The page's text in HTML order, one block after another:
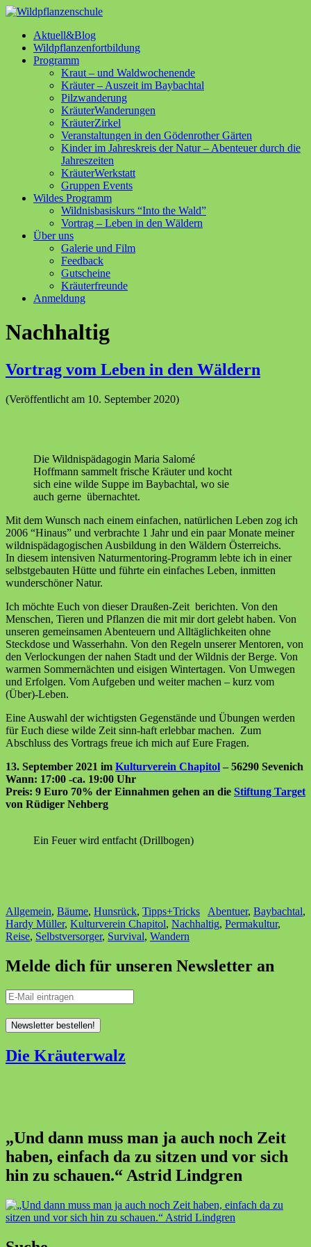
Aktuell&Blog
Wildpflanzenfortbildung
Programm
Kraut – und Waldwochenende
Kräuter – Auszeit im Baybachtal
Pilzwanderung
KräuterWanderungen
KräuterZirkel
Veranstaltungen in den Gödenrother Gärten
Kinder im Jahreskreis der Natur – Abenteuer durch die
Jahreszeiten
KräuterWerkstatt
Gruppen Events
Wildes Programm
Wildnisbasiskurs “Into the Wald”
Vortrag – Leben in den Wäldern
Über uns
Galerie und Film
Feedback
Gutscheine
Kräuterfreunde
Anmeldung
Nachhaltig
Vortrag vom Leben in den Wäldern
(Veröffentlicht am 10. September 2020)
Die Wildnispädagogin Maria Salomé
Hoffmann sammelt frische Kräuter und kocht
sich eine wilde Suppe im Baybachtal, wo sie
auch gerne übernachtet.
Mit dem Wunsch nach einem einfachen, natürlichen Leben zog ich
2006 “Hinaus” und verbrachte 1 Jahr und ein paar Monate meiner
wildnispädagogischen Ausbildung in den Wäldern Österreichs.
In diesem intensiven Naturmentoring-Programm lebte ich in einer
selbstgebauten Hütte und führte ein einfaches Leben, inmitten
wunderschöner Natur.
Ich möchte Euch von dieser Draußen-Zeit berichten. Von den
Menschen, Tieren und Pflanzen die mit mir dort gelebt haben. Von
unseren gemeinsamen Abenteuern und Alltäglichkeiten ohne
Steckdose und Wasserhahn. Von den Regeln unserer Mentoren, von
den Verlockungen der nahen Stadt und der Wildnis der Berge. Von
warmen Sommernächten und eisigen Wintertagen. Von Umwegen
und Erfolgen. Vom Aufgeben und weiter machen – kurz vom
(Über)-Leben.
Eine Auswahl der wichtigsten Gegenstände und Übungen werden
für Euch diese wilde Zeit sinn-haft erlebbar machen. Zum
Abschluss des Vortrags freue ich mich auf Eure Fragen.
13. September 2021 im Kulturverein Chapitol– 56290 Sevenich
Wann: 17:00 -ca. 19:00 Uhr
Preis: 9 Euro 70% der Einnahmen gehen an die Stiftung Target
von Rüdiger Nehberg
Ein Feuer wird entfacht (Drillbogen)
Allgemein, Bäume, Hunsrück, Tipps+Tricks Abentuer, Baybachtal,
Hardy Müller, Kulturverein Chapitol, Nachhaltig, Permakultur,
Reise, Selbstversorger, Survival, Wandern
Melde dich für unseren Newsletter an
Die Kräuterwalz
„Und dann muss man ja auch noch Zeit
haben, einfach da zu sitzen und vor sich
hin zu schauen.“ Astrid Lindgren